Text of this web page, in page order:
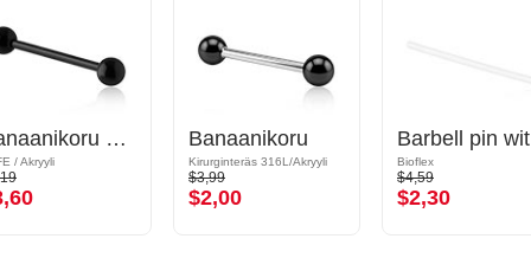
Banaanikoru kanssa akryylipallot
/ Akryyli
Banaanikoru
Kirurginteräs 316L/Akryyli
$3,99
$2,00
Bioflex
$4,59
$2,30